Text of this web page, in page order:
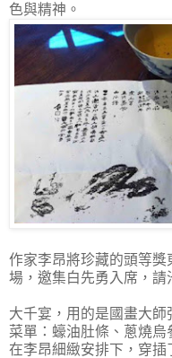
色與精神。
作家李昂將珍藏的頭等獎
場，邀集白先勇入席，請
大千宴，用的是國畫大
菜單：蠔油肚條、蔥燒烏
在李昂細緻安排下，穿